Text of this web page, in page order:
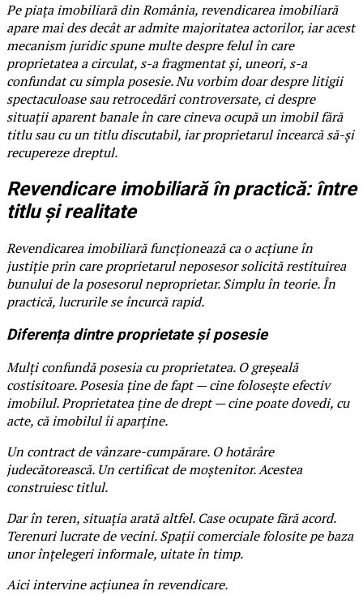
Pe piața imobiliară din România, revendicarea imobiliară
apare mai des decât ar admite majoritatea actorilor, iar acest
mecanism juridic spune multe despre felul în care
proprietatea a circulat, s-a fragmentat și, uneori, s-a
confundat cu simpla posesie. Nu vorbim doar despre litigii
spectaculoase sau retrocedări controversate, ci despre
situații aparent banale în care cineva ocupă un imobil fără
titlu sau cu un titlu discutabil, iar proprietarul încearcă să-și
recupereze dreptul.
Revendicare imobiliară în practică: între
titlu și realitate
Revendicarea imobiliară funcționează ca o acțiune în
justiție prin care proprietarul neposesor solicită restituirea
bunului de la posesorul neproprietar. Simplu în teorie. În
practică, lucrurile se încurcă rapid.
Diferența dintre proprietate și posesie
Mulți confundă posesia cu proprietatea. O greșeală
costisitoare. Posesia ține de fapt — cine folosește efectiv
imobilul. Proprietatea ține de drept — cine poate dovedi, cu
acte, că imobilul îi aparține.
Un contract de vânzare-cumpărare. O hotărâre
judecătorească. Un certificat de moștenitor. Acestea
construiesc titlul.
Dar în teren, situația arată altfel. Case ocupate fără acord.
Terenuri lucrate de vecini. Spații comerciale folosite pe baza
unor înțelegeri informale, uitate în timp.
Aici intervine acțiunea în revendicare.